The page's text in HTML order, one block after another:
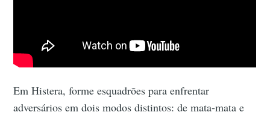
Em Histera, forme esquadrões para enfrentar
adversários em dois modos distintos: de mata-mata e